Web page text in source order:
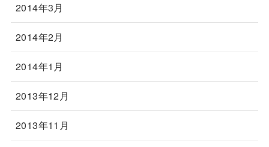
2014年3月
2014年2月
2014年1月
2013年12月
2013年11月